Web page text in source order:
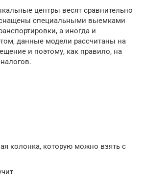
центры весят сравнительно
специальными выемками
а иногда и
данные модели рассчитаны на
и поэтому, как правило, на
колонка, которую можно взять с